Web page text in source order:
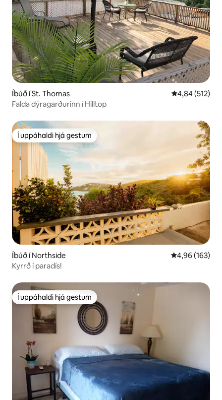
Íbúð í St. Thomas 4,84 af 5 í
4,84 (512)
Falda dýragarðurinn í Hilltop
Í uppáhaldi hjá gestum
Í uppáhaldi hjá gestum
Íbúð í Northside 4,96 af 5 í
4,96 (163)
Kyrrð í paradís!
Í uppáhaldi hjá gestum
Í uppáhaldi hjá gestum